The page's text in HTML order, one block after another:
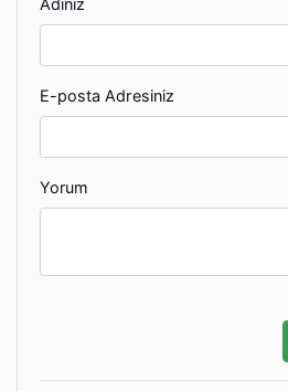
Adınız
E-posta Adresiniz
Yorum